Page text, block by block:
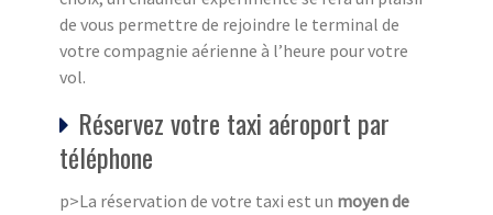
de vous permettre de rejoindre le terminal de
votre compagnie aérienne à l’heure pour votre
vol.
Réservez votre taxi aéroport par
téléphone
p>La réservation de votre taxi est un moyen de